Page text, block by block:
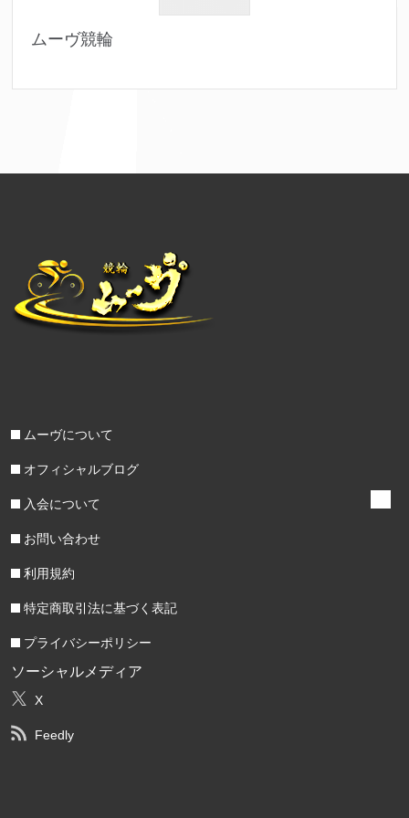
ムーヴ競輪
ムーヴについて
オフィシャルブログ
入会について
お問い合わせ
利用規約
特定商取引法に基づく表記
プライバシーポリシー
ソーシャルメディア
X
Feedly